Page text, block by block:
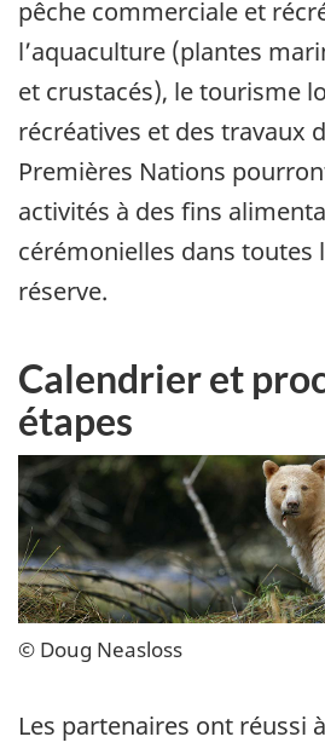
pêche commerciale et
l’aquaculture (plantes
et crustacés), le tourisme
récréatives et des travaux
Premières Nations
activités à des fins
cérémonielles dans toutes
réserve.
Calendrier et
étapes
© Doug Neasloss
Les partenaires ont réussi